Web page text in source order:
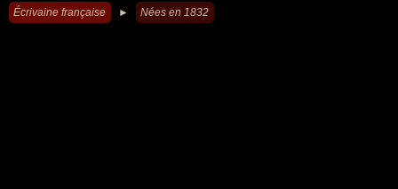
Écrivaine française ► Nées en 1832